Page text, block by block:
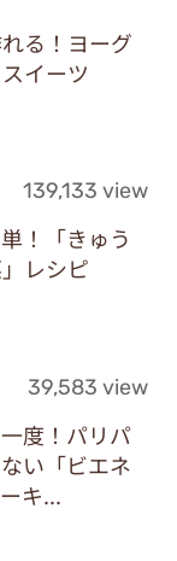
る！ヨーグ
イーツ
139,133 view
！「きゅう
レシピ
39,583 view
度！パリパ
い「ビエネ
キ...